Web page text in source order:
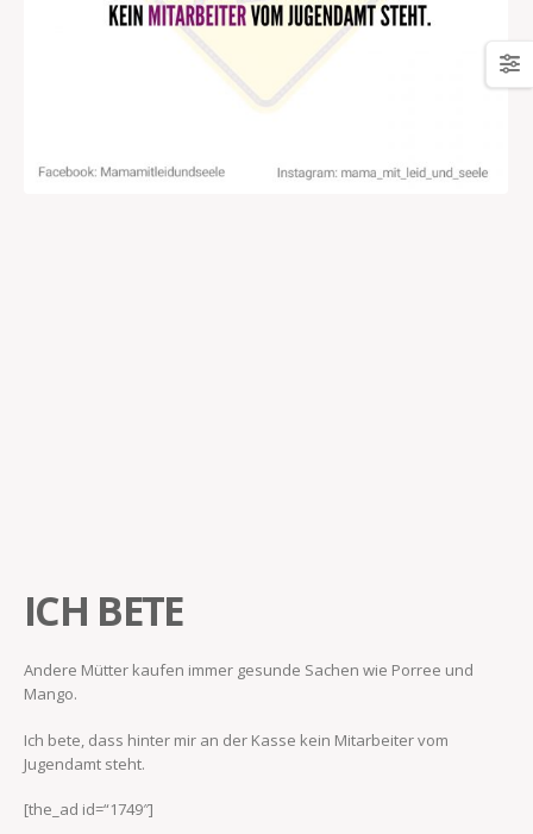
ICH BETE
Andere Mütter kaufen immer gesunde Sachen wie Porree und
Mango.
Ich bete, dass hinter mir an der Kasse kein Mitarbeiter vom
Jugendamt steht.
[the_ad id=“1749″]